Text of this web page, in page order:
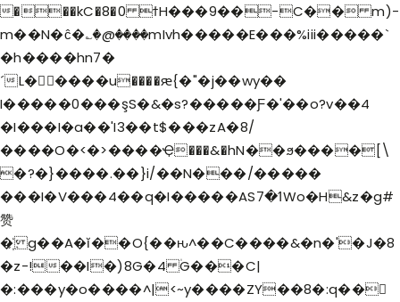
���kC�8�0 ϯH���9��-C�� m)-
m��N�ĉ�؎�@����mIvh�����E���%iii�����`
�h����hn7�
´L�����u����ԙ{�"�j��wy��
I�����0���şS�&�s?�����Ƒ�'��o?v��4
�I���I�a��'I3��t$���zA�8/
����O�<�>����Ҿ���&�hN��ϧ����[\
�?�}����.��}i/��N���/�����
���I�V���4��q�I�����ASߗ�7Wo�H&z�g#
赞
�҉ g��A�ĭ��O{��ԋ^��C����&�n�'�J�8
�z-!��I�)8G�4 ۠G���C|
�:���y�o����^|<~y����ZY��8�:q��𫘉
HOME
HOLY MISSION
EVENTS
DONATION